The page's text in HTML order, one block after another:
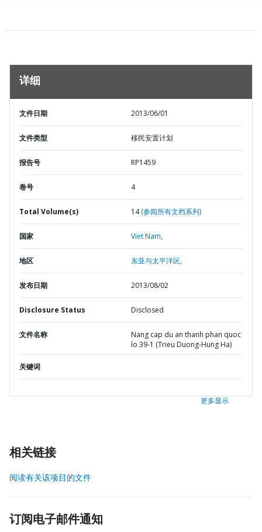
详细
文件日期 2013/06/01
文件类型 移民安置计划
报告号 RP1459
卷号 4
Total Volume(s) 14(参阅所有文档系列)
国家 Viet Nam,
地区 东亚与太平洋区,
发布日期 2013/08/02
Disclosure Status Disclosed
文件名称
Nang cap du an thanh phan quoc
lo 39-1 (Trieu Duong-Hung Ha)
关键词
更多显示
相关链接
阅读有关该项目的文件
订阅电子邮件通知